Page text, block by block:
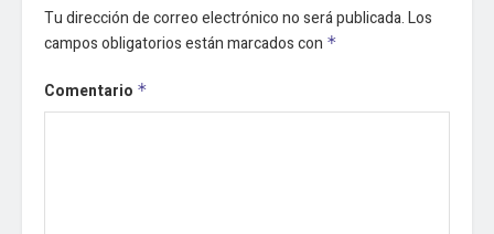
Tu dirección de correo electrónico no será publicada.Los
campos obligatorios están marcados con *
Comentario *